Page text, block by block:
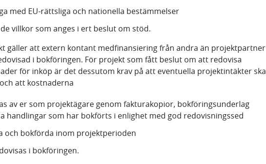
med EU-rättsliga och nationella bestämmelser
villkor som anges i ert beslut om stöd.
gäller att extern kontant medfinansiering från andra än projektpartner
i bokföringen. För projekt som fått beslut om att redovisa
för inköp är det dessutom krav på att eventuella projektintäkter ska
att kostnaderna
av er som projektägare genom fakturakopior, bokföringsunderlag
handlingar som har bokförts i enlighet med god redovisningssed
och bokförda inom projektperioden
i bokföringen.